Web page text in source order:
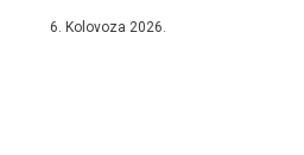
6. Kolovoza 2026.